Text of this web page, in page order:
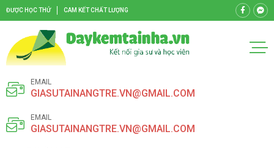
ĐƯỢC HỌC THỬ CAM KẾT CHẤT LƯỢNG
EMAIL
GIASUTAINANGTRE.VN@GMAIL.COM
EMAIL
GIASUTAINANGTRE.VN@GMAIL.COM